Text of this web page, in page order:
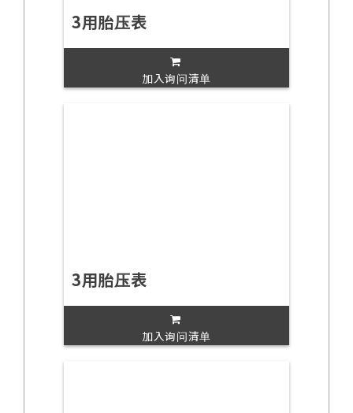
3用胎压表
加入询问清单
3用胎压表
加入询问清单